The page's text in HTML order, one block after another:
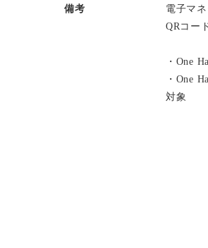
備考
電子マ
QRコー
・One
・One
対象